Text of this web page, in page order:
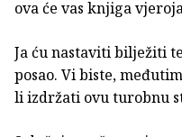
ova će vas knjiga
Ja ću nastaviti bilježiti
posao. Vi biste,
li izdržati ovu turobnu